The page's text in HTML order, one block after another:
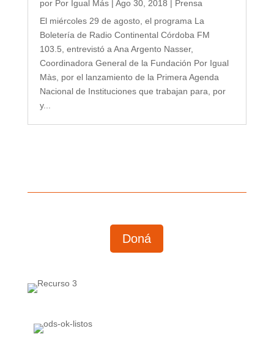
por Por Igual Más| Ago 30, 2018 | Prensa
El miércoles 29 de agosto, el programa La
Boletería de Radio Continental Córdoba FM
103.5, entrevistó a Ana Argento Nasser,
Coordinadora General de la Fundación Por Igual
Màs, por el lanzamiento de la Primera Agenda
Nacional de Instituciones que trabajan para, por
y...
Doná